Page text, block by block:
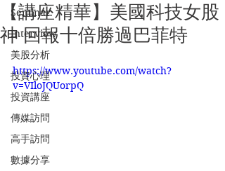
Seminar
Interview
美股分析
投資心理
投資講座
傳媒訪問
高手訪問
數據分享
【講座精華】美國科技女股
神 回報十倍勝過巴菲特
https://www.youtube.com/watch?
v=VIloJQUorpQ